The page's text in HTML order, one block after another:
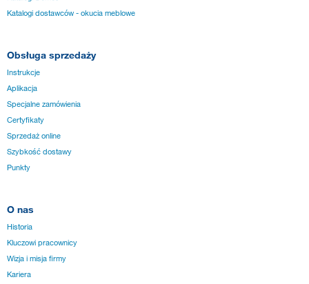
Katalogi dostawców - okucia meblowe
Obsługa sprzedaży
Instrukcje
Aplikacja
Specjalne zamówienia
Certyfikaty
Sprzedaż online
Szybkość dostawy
Punkty
O nas
Historia
Kluczowi pracownicy
Wizja i misja firmy
Kariera